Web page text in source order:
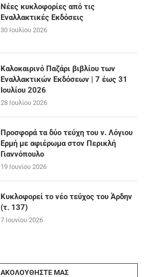
Νέες κυκλοφορίες από τις
Εναλλακτικές Εκδόσεις
30 Ιουλίου 2026
Καλοκαιρινό Παζάρι βιβλίου των
Εναλλακτικών Εκδόσεων | 7 έως 31
Ιουλίου 2026
28 Ιουλίου 2026
Προσφορά τα δύο τεύχη του ν. Λόγιου
Ερμή με αφιέρωμα στον Περικλή
Γιαννόπουλο
19 Ιουνίου 2026
Κυκλοφορεί το νέο τεύχος του Άρδην
(τ. 137)
7 Ιουνίου 2026
ΑΚΟΛΟΥΘΉΣΤΕ ΜΑΣ